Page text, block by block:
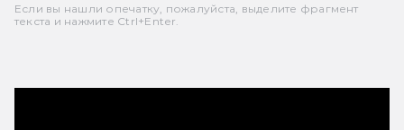
Если вы нашли опечатку, пожалуйста, выделите фрагмент
текста и нажмите Ctrl+Enter.